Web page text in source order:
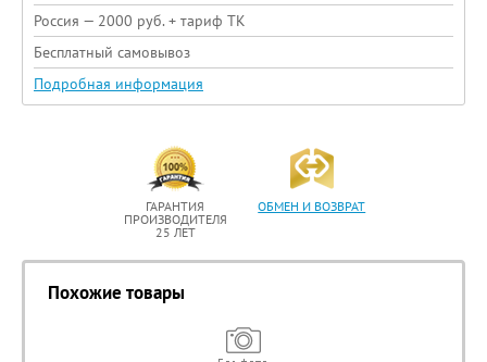
Россия — 2000 руб. + тариф ТК
Бесплатный самовывоз
Подробная информация
ГАРАНТИЯ
ПРОИЗВОДИТЕЛЯ
25 ЛЕТ
ОБМЕН И ВОЗВРАТ
Похожие товары